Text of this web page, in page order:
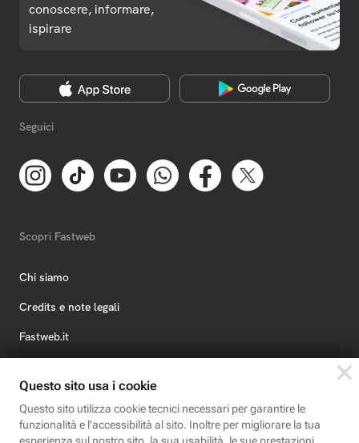
conoscere, informare,
ispirare
Seguici
Scopri Fastweb
Chi siamo
Credits e note legali
Fastweb.it
Fastweb Digital Academy
STEP FuturAbility District